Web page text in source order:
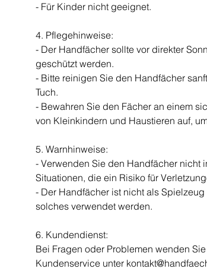
- Für Kinder nicht geeignet.
4. Pflegehinweise:
- Der Handfächer sollte vor direkter
geschützt werden.
- Bitte reinigen Sie den Handfächer
Tuch.
- Bewahren Sie den Fächer an einem
von Kleinkindern und Haustieren auf,
5. Warnhinweise:
- Verwenden Sie den Handfächer nicht
Situationen, die ein Risiko für
- Der Handfächer ist nicht als
solches verwendet werden.
6. Kundendienst:
Bei Fragen oder Problemen wenden
Kundenservice unter